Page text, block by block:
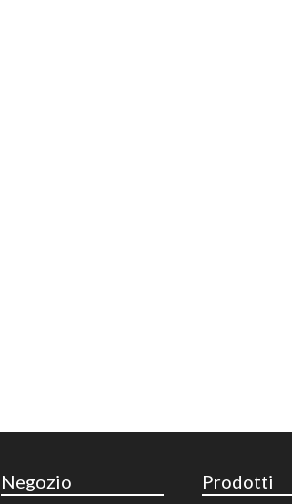
Negozio Prodotti